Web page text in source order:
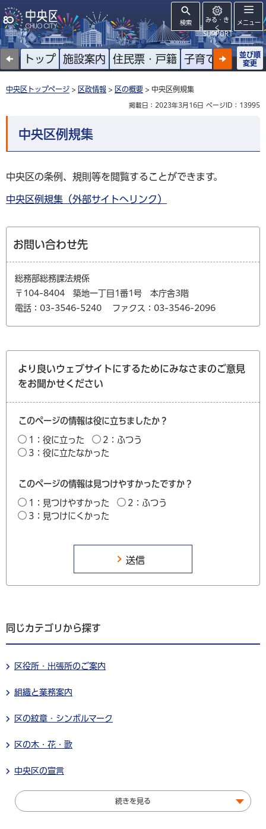
検索
みる・き
く
SUPPORT
メニュー
トップ 施設案内 住民票・戸籍 子育て 高齢者
並び順
変更
中央区トップページ > 区政情報 > 区の概要 > 中央区例規集
掲載日：2023年3月16日 ページID：13995
中央区例規集
中央区の条例、規則等を閲覧することができます。
中央区例規集（外部サイトへリンク）
お問い合わせ先
総務部総務課法規係
〒104-8404 築地一丁目1番1号 本庁舎3階
電話：03-3546-5240
ファクス：03-3546-2096
より良いウェブサイトにするためにみなさまのご意見
をお聞かせください
このページの情報は役に立ちましたか？
1：役に立った
2：ふつう
3：役に立たなかった
このページの情報は見つけやすかったですか？
1：見つけやすかった
2：ふつう
3：見つけにくかった
同じカテゴリから探す
区役所・出張所のご案内
組織と業務案内
区の紋章・シンボルマーク
区の木・花・歌
中央区の宣言
続きを見る